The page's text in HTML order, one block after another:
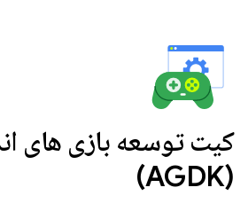
کیت توسعه بازی های
(AGDK)